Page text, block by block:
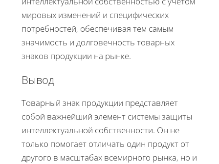
мировых изменений и специфических
потребностей, обеспечивая тем самым
значимость и долговечность товарных
знаков продукции на рынке.
Вывод
Товарный знак продукции представляет
собой важнейший элемент системы защиты
интеллектуальной собственности. Он не
только помогает отличать один продукт от
другого в масштабах всемирного рынка, но и